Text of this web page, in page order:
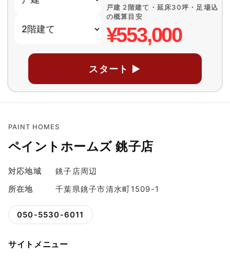
戸建 2階建て・延床30坪・足場込
の概算目安
¥553,000
スタート ▶
PAINT HOMES
ペイントホームズ 銚子店
対応地域
銚子店周辺
所在地
千葉県銚子市清水町1509-1
050-5530-6011
サイトメニュー